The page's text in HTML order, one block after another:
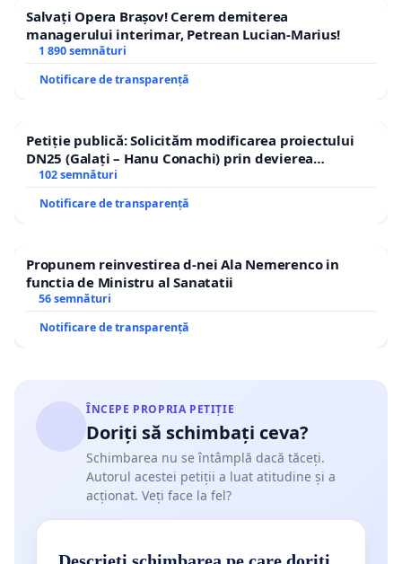
Salvați Opera Brașov! Cerem demiterea
managerului interimar, Petrean Lucian-Marius!
1 890 semnături
Notificare de transparență
Petiție publică: Solicităm modificarea proiectului
DN25 (Galați – Hanu Conachi) prin devierea
traseului în afara localităților!
102 semnături
Notificare de transparență
Propunem reinvestirea d-nei Ala Nemerenco in
functia de Ministru al Sanatatii
56 semnături
Notificare de transparență
ÎNCEPE PROPRIA PETIȚIE
Doriți să schimbați ceva?
Schimbarea nu se întâmplă dacă tăceți.
Autorul acestei petiții a luat atitudine și a
acționat. Veți face la fel?